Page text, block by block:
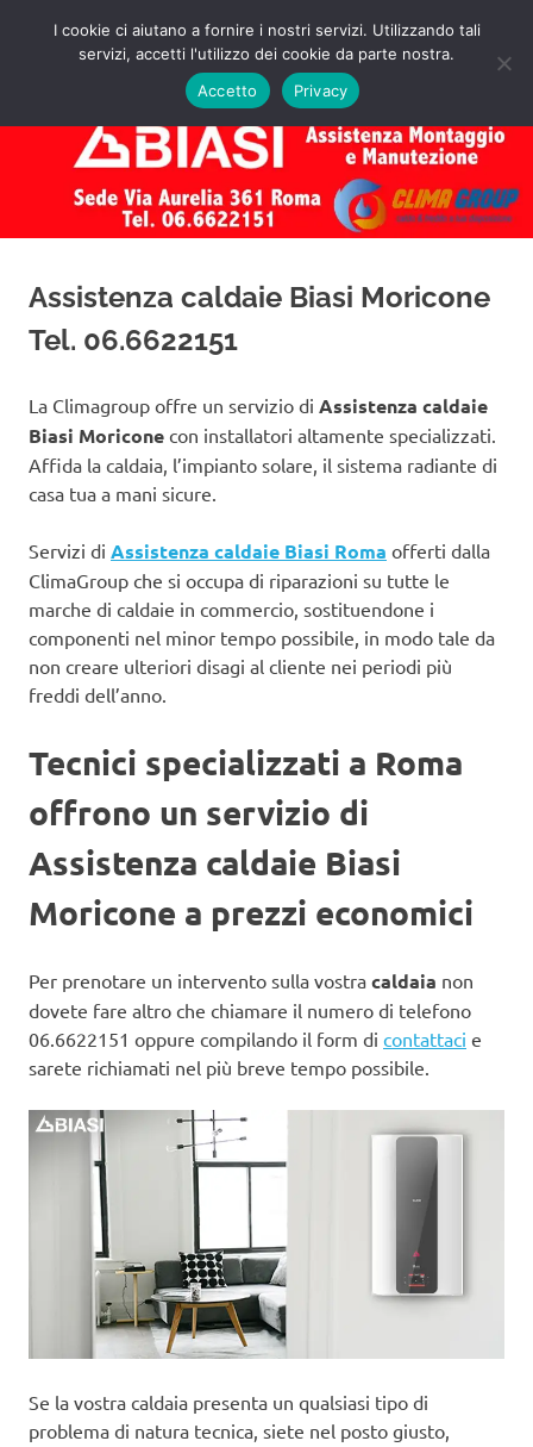
Assistenza
Caldaie
Biasi
Roma
Preventivo!
MENU
Assistenza caldaie Biasi Moricone
Tel. 06.6622151
La Climagroup offre un servizio di Assistenza caldaie
Biasi Moricone con installatori altamente specializzati.
Affida la caldaia, l’impianto solare, il sistema radiante di
casa tua a mani sicure.
Servizi di Assistenza caldaie Biasi Roma offerti dalla
ClimaGroup che si occupa di riparazioni su tutte le
marche di caldaie in commercio, sostituendone i
componenti nel minor tempo possibile, in modo tale da
non creare ulteriori disagi al cliente nei periodi più
freddi dell’anno.
Tecnici specializzati a Roma
offrono un servizio di
Assistenza caldaie Biasi
Moricone a prezzi economici
Per prenotare un intervento sulla vostra caldaia non
dovete fare altro che chiamare il numero di telefono
06.6622151 oppure compilando il form di contattaci e
sarete richiamati nel più breve tempo possibile.
Se la vostra caldaia presenta un qualsiasi tipo di
problema di natura tecnica, siete nel posto giusto,
I cookie ci aiutano a fornire i nostri servizi. Utilizzando tali
servizi, accetti l'utilizzo dei cookie da parte nostra.
Accetto
Privacy